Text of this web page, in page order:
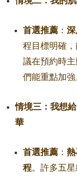
首選推薦 ：
程目標明確
議在預約時
們能重點加強
情境三：我想
華
首選推薦 ：
程。許多五